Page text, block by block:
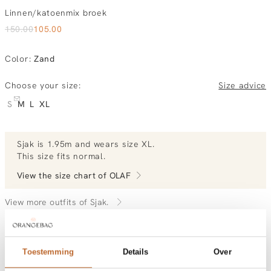
Toestemming Details Over
Linnen/katoenmix broek
150.00105.00
Color: Zand
Choose your size:
Size advice
S M L XL
Sjak is 1.95m and wears size XL.
This size fits normal .
View the size chart of OLAF
View more outfits of Sjak.
Order by, tuesday gratis delivered tomorrow